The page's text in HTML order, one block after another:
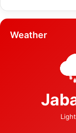
Weather